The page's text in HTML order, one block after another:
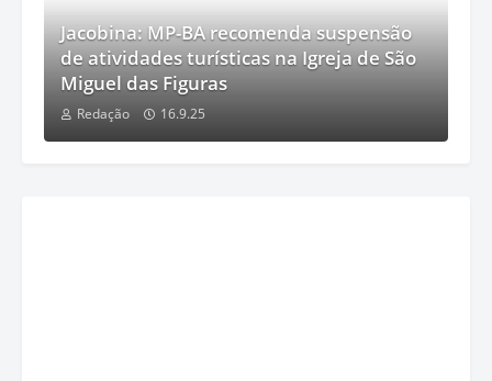
Jacobina: MP-BA recomenda suspensão
de atividades turísticas na Igreja de São
Miguel das Figuras
Redação 16.9.25